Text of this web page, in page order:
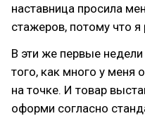
наставница просила
стажеров, потому что я
В эти же первые
того, как много у меня
на точке. И товар
оформи согласно